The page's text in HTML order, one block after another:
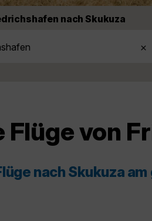
nach Skukuza
Flüge von
nach Skukuza